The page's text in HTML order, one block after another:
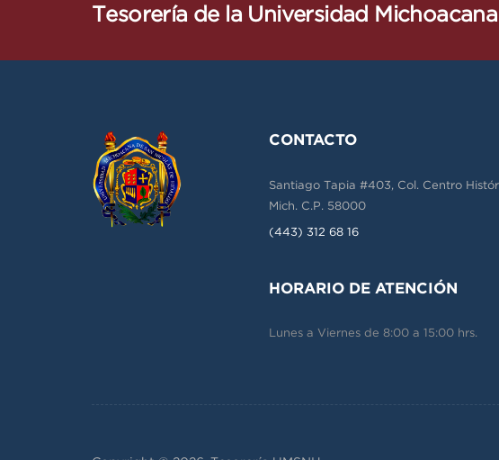
Tesorería de la Universidad
CONTACTO
Santiago Tapia #403, Col. Centro
Mich. C.P. 58000
(443) 312 68 16
HORARIO DE ATENCIÓN
Lunes a Viernes de 8:00 a 15:00 hrs.